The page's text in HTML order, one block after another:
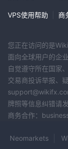
VPS使用帮助 商
您正在访问的是
面向全球用户的企
自觉遵守所在国家
交易商投诉举报、
牌照等信息纠错请
商务合作：
Neomarkets